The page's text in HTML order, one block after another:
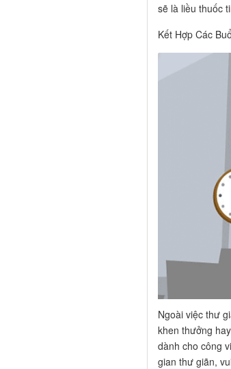
sẽ là liều thuốc
Kết Hợp Các
Ngoài việc thư
khen thưởng
dành cho công
gian thư giãn,